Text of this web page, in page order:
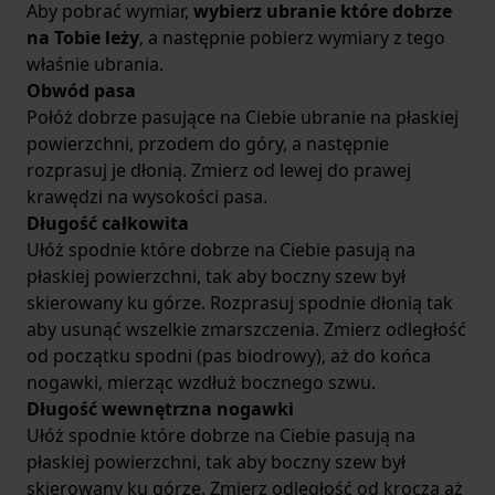
Aby pobrać wymiar, wybierz ubranie które dobrze
na Tobie leży, a następnie pobierz wymiary z tego
właśnie ubrania.
Obwód pasa
Połóż dobrze pasujące na Ciebie ubranie na płaskiej
powierzchni, przodem do góry, a następnie
rozprasuj je dłonią. Zmierz od lewej do prawej
krawędzi na wysokości pasa.
Długość całkowita
Ułóż spodnie które dobrze na Ciebie pasują na
płaskiej powierzchni, tak aby boczny szew był
skierowany ku górze. Rozprasuj spodnie dłonią tak
aby usunąć wszelkie zmarszczenia. Zmierz odległość
od początku spodni (pas biodrowy), aż do końca
nogawki, mierząc wzdłuż bocznego szwu.
Długość wewnętrzna nogawki
Ułóż spodnie które dobrze na Ciebie pasują na
płaskiej powierzchni, tak aby boczny szew był
skierowany ku górze. Zmierz odległość od krocza aż